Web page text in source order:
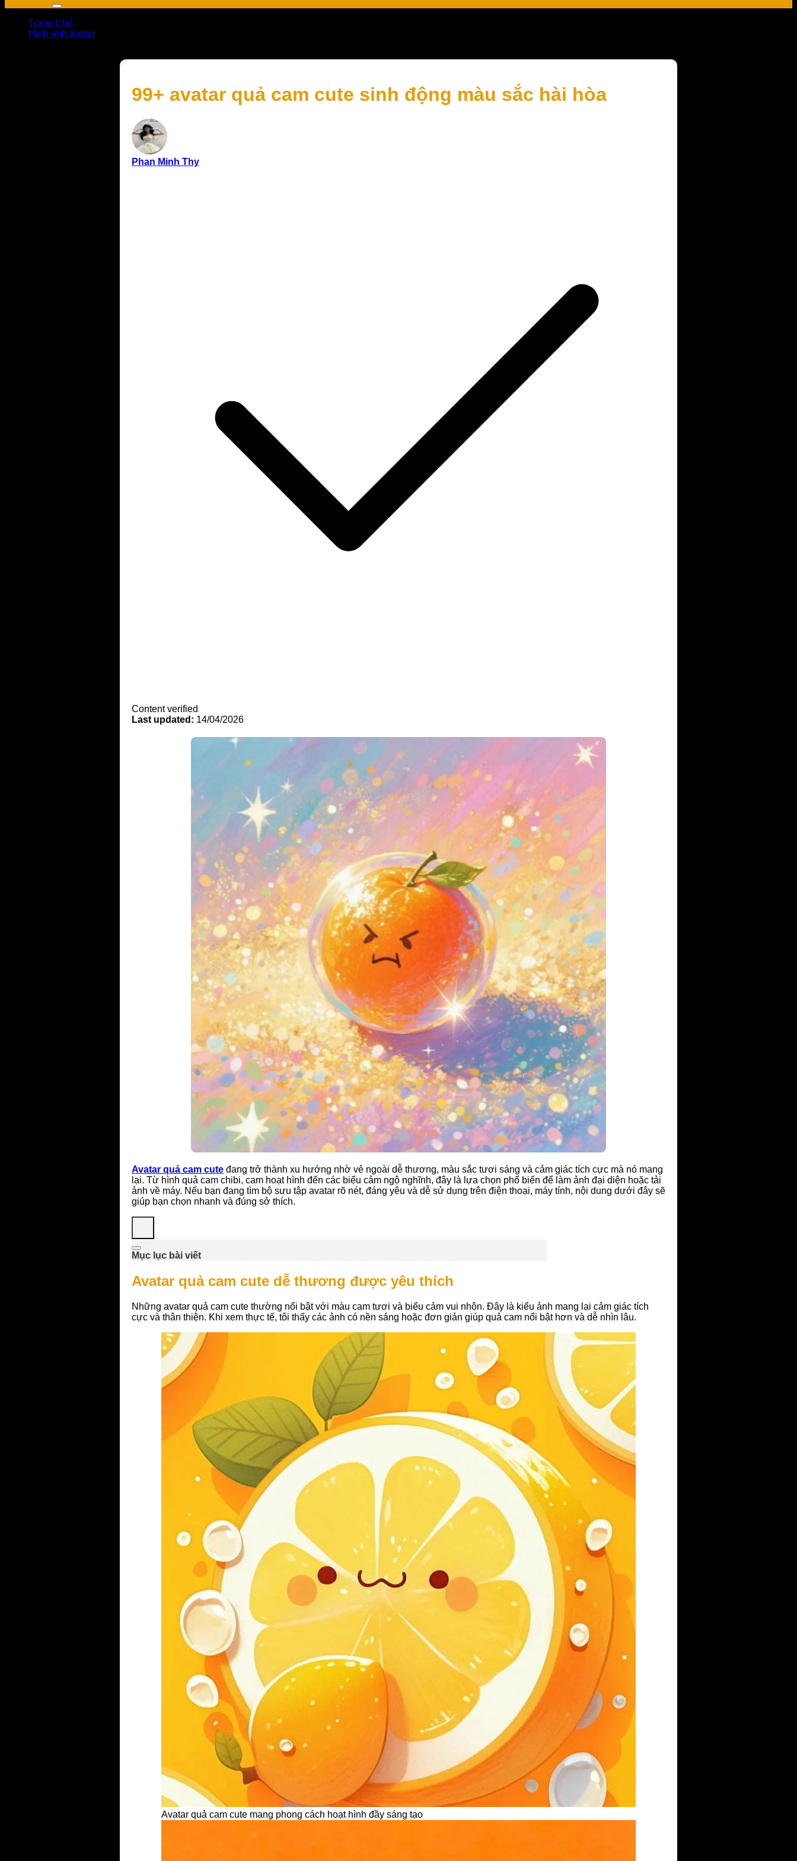
Trang Chủ
Hình ảnh avatar
99+ avatar quả cam cute sinh động màu sắc hài hòa
Phan Minh Thy
Content verified
Last updated: 14/04/2026
Avatar quả cam cute đang trở thành xu hướng nhờ vẻ ngoài dễ thương, màu sắc tươi sáng và cảm giác tích cực mà nó mang
lại. Từ hình quả cam chibi, cam hoạt hình đến các biểu cảm ngộ nghĩnh, đây là lựa chọn phổ biến để làm ảnh đại diện hoặc tải
ảnh về máy. Nếu bạn đang tìm bộ sưu tập avatar rõ nét, đáng yêu và dễ sử dụng trên điện thoại, máy tính, nội dung dưới đây sẽ
giúp bạn chọn nhanh và đúng sở thích.
Mục lục bài viết
Avatar quả cam cute dễ thương được yêu thích
Những avatar quả cam cute thường nổi bật với màu cam tươi và biểu cảm vui nhộn. Đây là kiểu ảnh mang lại cảm giác tích
cực và thân thiện. Khi xem thực tế, tôi thấy các ảnh có nền sáng hoặc đơn giản giúp quả cam nổi bật hơn và dễ nhìn lâu.
Avatar quả cam cute mang phong cách hoạt hình đầy sáng tạo